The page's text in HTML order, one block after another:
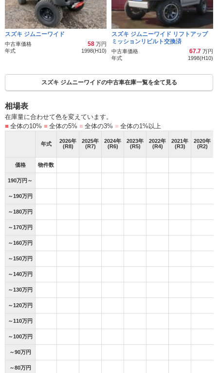
スズキ ジムニーワイド
中古車価格 58 万円
年式
1998(H10)
スズキ ジムニーワイド リフトアップ
ミッションリビルト交換済
中古車価格 67.7 万円
年式
1998(H10)
スズキ ジムニーワイドの中古車在庫一覧を全て見る
相場表
在庫量に合わせて色を変えています。
■ 全体の10% ■ 全体の5% ■ 全体の3% ■ 全体の1%以上
年式 2026年
(R8)
2025年
(R7)
2024年
(R6)
2023年
(R5)
2022年
(R4)
2021年
(R3)
2020年
(R2)
価格 物件数
190万円～
～190万円
～180万円
～170万円
～160万円
～150万円
～140万円
～130万円
～120万円
～110万円
～100万円
～90万円
～80万円